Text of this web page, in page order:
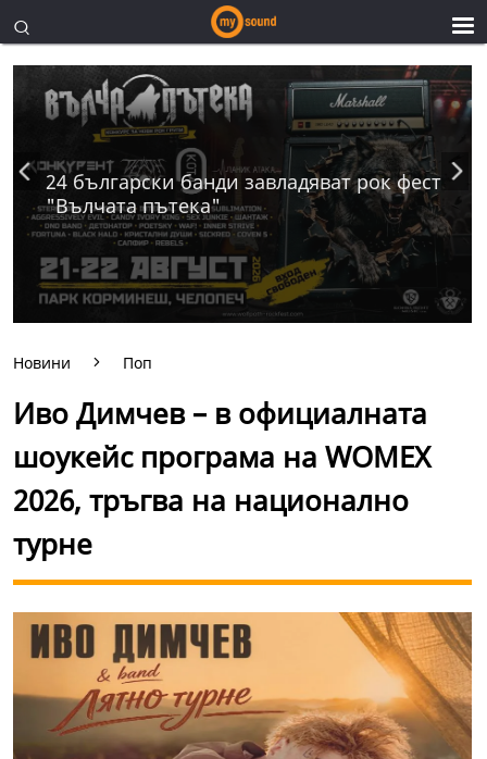
24 български банди завладяват рок фест
"Вълчата пътека"
Новини Поп
Иво Димчев – в официалната
шоукейс програма на WOMEX
2026, тръгва на национално
турне